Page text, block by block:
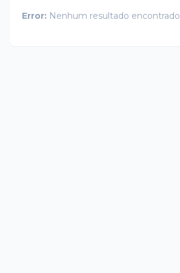
Error: Nenhum resultado encontrado